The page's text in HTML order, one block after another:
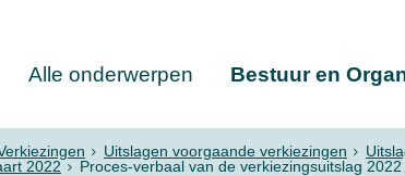
Alle onderwerpen Bestuur en
Uitslagen voorgaande verkiezingen
2022
Proces-verbaal van de verkiezingsuitslag